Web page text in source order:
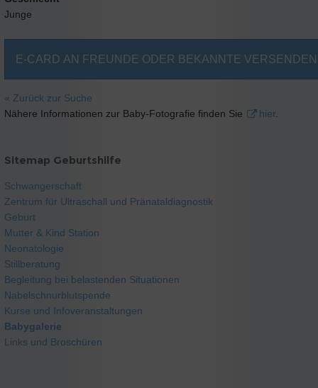
Junge
E-CARD AN FREUNDE ODER BEKANNTE VERSENDEN
« Zurück zur Suche
Nähere Informationen zur Baby-Fotografie finden Sie
hier
Sitemap Geburtshilfe
Schwangerschaft
Zentrum für Ultraschall und Pränataldiagnostik
Geburt
Mutter & Kind Station
Neonatologie
Stillberatung
Begleitung bei belastenden Situationen
Nabelschnurblutspende
Kurse und Infoveranstaltungen
Babygalerie
Links und Broschüren